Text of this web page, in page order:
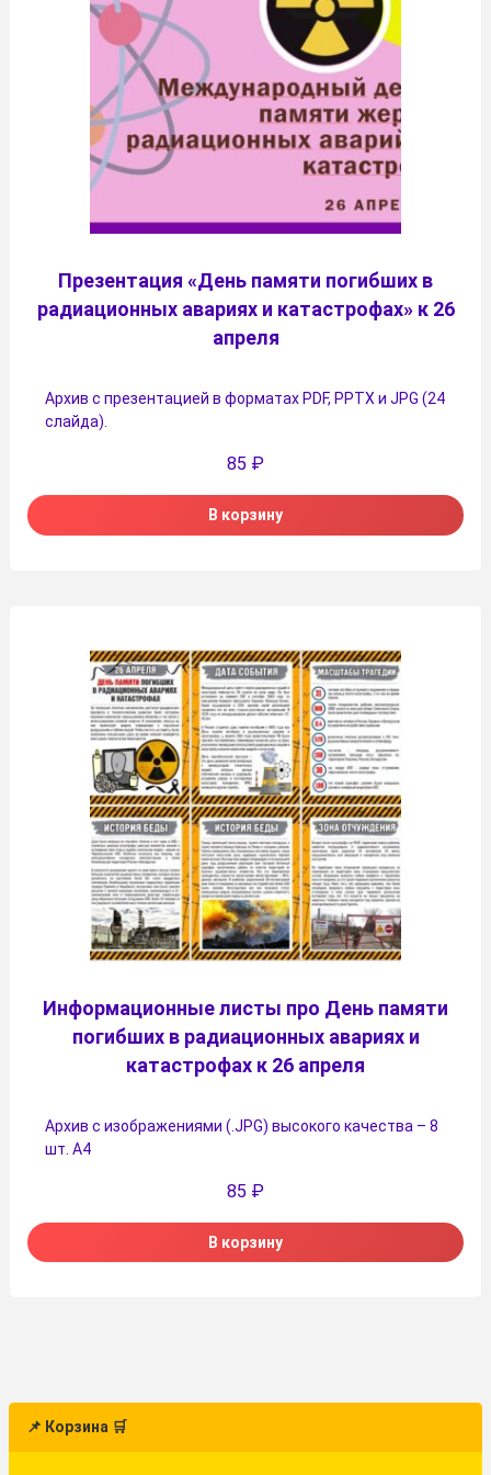
Презентация «День памяти погибших в
радиационных авариях и катастрофах» к 26
апреля
Архив с презентацией в форматах PDF, PPTX и JPG (24
слайда).
85 ₽
В корзину
Информационные листы про День памяти
погибших в радиационных авариях и
катастрофах к 26 апреля
Архив с изображениями (.JPG) высокого качества – 8
шт. А4
85 ₽
В корзину
📌 Корзина 🛒